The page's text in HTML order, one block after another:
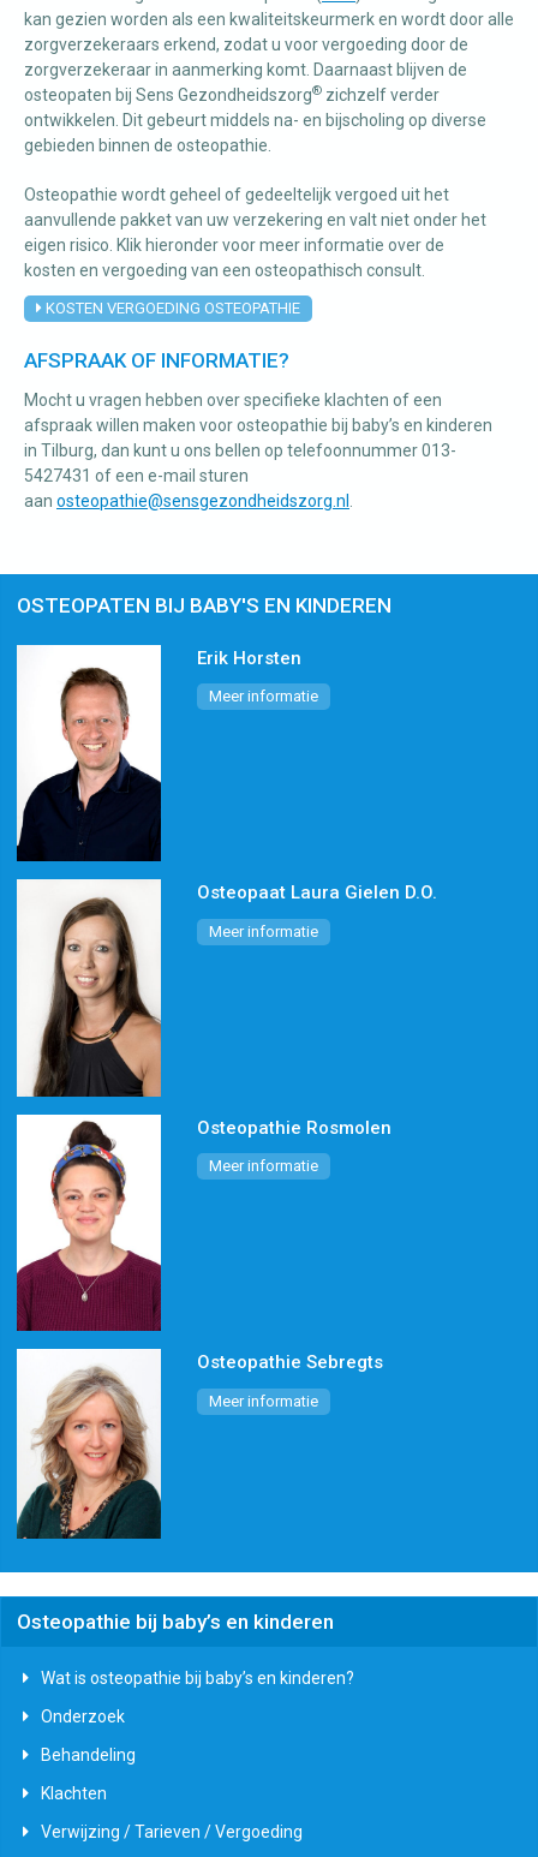
kan gezien worden als een kwaliteitskeurmerk en wordt door alle
zorgverzekeraars erkend, zodat u voor vergoeding door de
zorgverzekeraar in aanmerking komt. Daarnaast blijven de
osteopaten bij Sens Gezondheidszorg® zichzelf verder
ontwikkelen. Dit gebeurt middels na- en bijscholing op diverse
gebieden binnen de osteopathie.
Osteopathie wordt geheel of gedeeltelijk vergoed uit het
aanvullende pakket van uw verzekering en valt niet onder het
eigen risico. Klik hieronder voor meer informatie over de
kosten en vergoeding van een osteopathisch consult.
KOSTEN VERGOEDING OSTEOPATHIE
AFSPRAAK OF INFORMATIE?
Mocht u vragen hebben over specifieke klachten of een
afspraak willen maken voor osteopathie bij baby’s en kinderen
in Tilburg, dan kunt u ons bellen op telefoonnummer 013-
5427431 of een e-mail sturen
aan osteopathie@sensgezondheidszorg.nl .
OSTEOPATEN BIJ BABY'S EN KINDEREN
Erik Horsten
Meer informatie
Osteopaat Laura Gielen D.O.
Meer informatie
Osteopathie Rosmolen
Meer informatie
Osteopathie Sebregts
Meer informatie
Osteopathie bij baby’s en kinderen
Wat is osteopathie bij baby’s en kinderen?
Onderzoek
Behandeling
Klachten
Verwijzing / Tarieven / Vergoeding